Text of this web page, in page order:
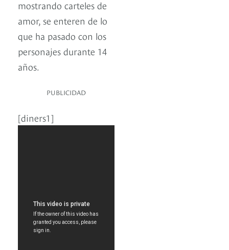
mostrando carteles de
amor, se enteren de lo
que ha pasado con los
personajes durante 14
años.
PUBLICIDAD
[diners1]